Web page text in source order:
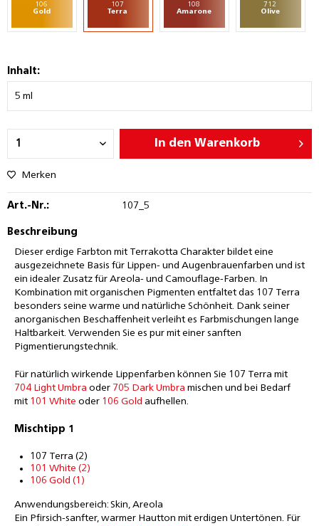
106
Gold
107
Terra
108
Amarone
712
Olive
Inhalt:
In den Warenkorb
Merken
Art.-Nr.: 107_5
Beschreibung
Dieser erdige Farbton mit Terrakotta Charakter bildet eine
ausgezeichnete Basis für Lippen- und Augenbrauenfarben und ist
ein idealer Zusatz für Areola- und Camouflage-Farben. In
Kombination mit organischen Pigmenten entfaltet das 107 Terra
besonders seine warme und natürliche Schönheit. Dank seiner
anorganischen Beschaffenheit verleiht es Farbmischungen lange
Haltbarkeit. Verwenden Sie es pur mit einer sanften
Pigmentierungstechnik.
Für natürlich wirkende Lippenfarben können Sie 107 Terra mit
704 Light Umbra oder 705 Dark Umbra mischen und bei Bedarf
mit 101 White oder 106 Gold aufhellen.
Mischtipp 1
107 Terra (2)
101 White (2)
106 Gold (1)
Anwendungsbereich: Skin, Areola
Ein Pfirsich-sanfter, warmer Hautton mit erdigen Untertönen. Für